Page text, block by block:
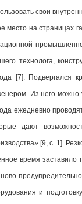
свои
место на страницах
технолога,
[7]. Подвергался
Из него можно
ежедневно
дают
[9, c. 1].
время заставило
и